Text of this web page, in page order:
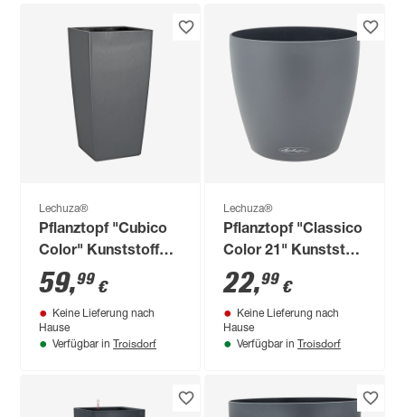
Lechuza®
Pflanztopf "Cubico
Color" Kunststoff
anthrazit 30 x 30 x
56 cm
59,99 €
Keine Lieferung nach
Hause
Verfügbar in Troisdorf
Lechuza®
Pflanztopf "Classico
Color 21" Kunststoff
grau Ø 21 x 20 cm
22,99 €
Keine Lieferung nach
Hause
Verfügbar in Troisdorf